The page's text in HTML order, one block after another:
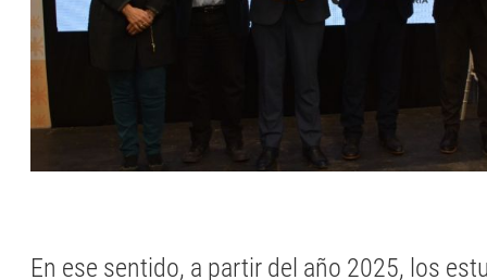
En ese sentido, a partir del año 2025, los